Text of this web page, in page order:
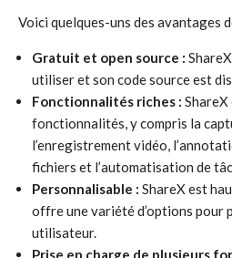
Voici quelques-uns des avantages
Gratuit et open source :
utiliser et son code source est
Fonctionnalités riches :
fonctionnalités, y compris la
l’enregistrement vidéo,
fichiers et l’automatisation de
Personnalisable : ShareX est
offre une variété d’options pour
utilisateur.
Prise en charge de plusieurs